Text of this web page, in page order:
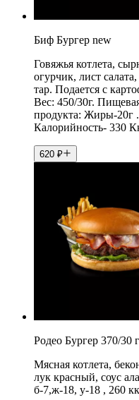
Биф Бургер new
Говяжья котлета,
огурчик, лист
тар. Подается с
Вес: 450/30г.
продукта: Жиры-20г
Калорийность- 330
620 ₽
Родео Бургер 370/30
Мясная котлета,
лук красный, соус
б-7,ж-18, у-18 , 260